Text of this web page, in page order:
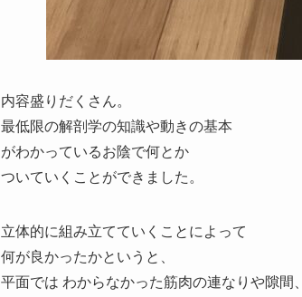
内容盛りだくさん。
最低限の解剖学の知識や動きの基本
がわかっているお陰で何とか
ついていくことができました。
立体的に組み立てていくことによって
何が良かったかというと、
平面では わからなかった筋肉の連なりや隙間、